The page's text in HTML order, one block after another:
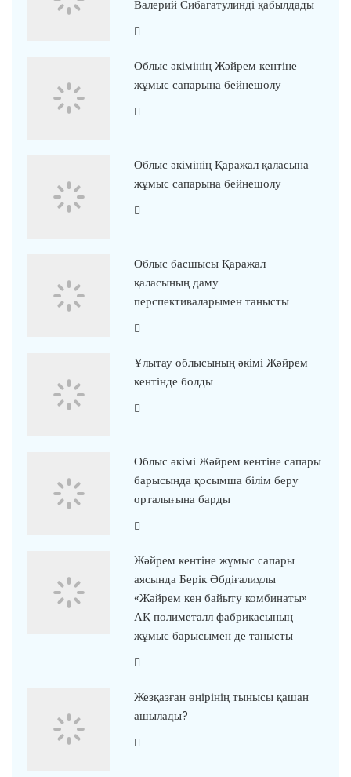
Валерий Сибагатулинді қабылдады
Облыс әкімінің Жәйрем кентіне
жұмыс сапарына бейнешолу
Облыс әкімінің Қаражал қаласына
жұмыс сапарына бейнешолу
Облыс басшысы Қаражал
қаласының даму
перспективаларымен танысты
Ұлытау облысының әкімі Жәйрем
кентінде болды
Облыс әкімі Жәйрем кентіне сапары
барысында қосымша білім беру
орталығына барды
Жәйрем кентіне жұмыс сапары
аясында Берік Әбдіғалиұлы
«Жәйрем кен байыту комбинаты»
АҚ полиметалл фабрикасының
жұмыс барысымен де танысты
Жезқазған өңірінің тынысы қашан
ашылады?